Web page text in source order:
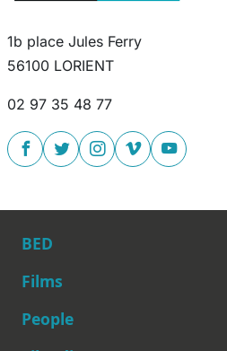
1b place Jules Ferry
56100 LORIENT
02 97 35 48 77
BED
Films
People